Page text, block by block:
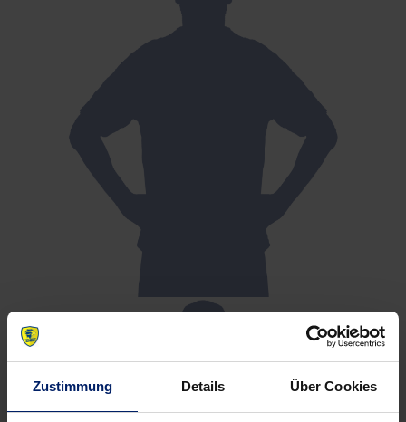
Zustimmung Details Über Cookies